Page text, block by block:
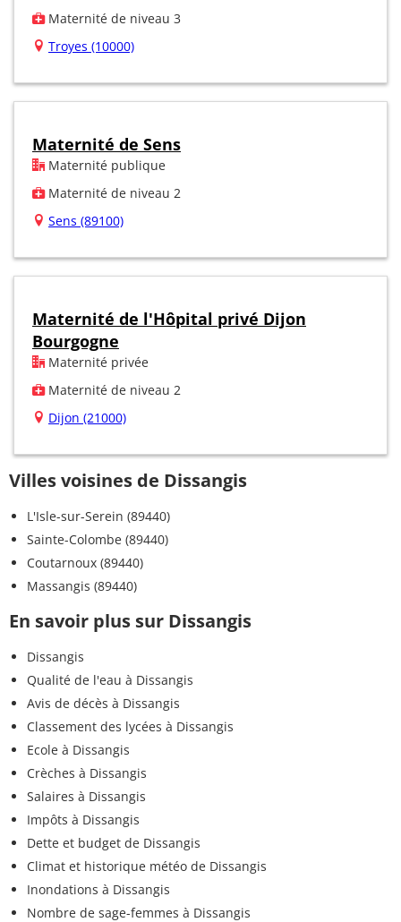
Maternité de niveau 3
Troyes (10000)
Maternité de Sens
Maternité publique
Maternité de niveau 2
Sens (89100)
Maternité de l'Hôpital privé Dijon
Bourgogne
Maternité privée
Maternité de niveau 2
Dijon (21000)
Villes voisines de Dissangis
L'Isle-sur-Serein (89440)
Sainte-Colombe (89440)
Coutarnoux (89440)
Massangis (89440)
En savoir plus sur Dissangis
Dissangis
Qualité de l'eau à Dissangis
Avis de décès à Dissangis
Classement des lycées à Dissangis
Ecole à Dissangis
Crèches à Dissangis
Salaires à Dissangis
Impôts à Dissangis
Dette et budget de Dissangis
Climat et historique météo de Dissangis
Inondations à Dissangis
Nombre de sage-femmes à Dissangis